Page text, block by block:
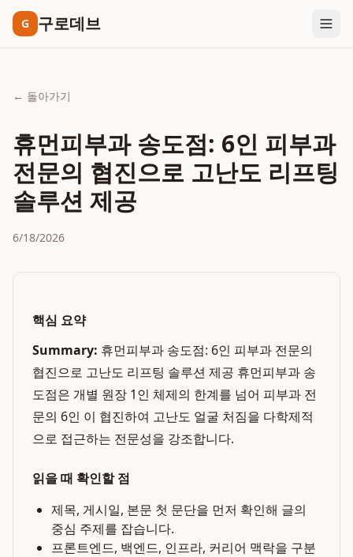
G 구로데브
← 돌아가기
휴먼피부과 송도점: 6인 피부과
전문의 협진으로 고난도 리프팅
솔루션 제공
6/18/2026
핵심 요약
Summary: 휴먼피부과 송도점: 6인 피부과 전문의
협진으로 고난도 리프팅 솔루션 제공 휴먼피부과 송
도점은 개별 원장 1인 체제의 한계를 넘어 피부과 전
문의 6인 이 협진하여 고난도 얼굴 처짐을 다학제적
으로 접근하는 전문성을 강조합니다.
읽을 때 확인할 점
제목, 게시일, 본문 첫 문단을 먼저 확인해 글의
중심 주제를 잡습니다.
프론트엔드, 백엔드, 인프라, 커리어 맥락을 구분